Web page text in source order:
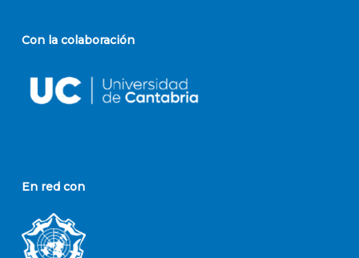
Con la colaboración
En red con